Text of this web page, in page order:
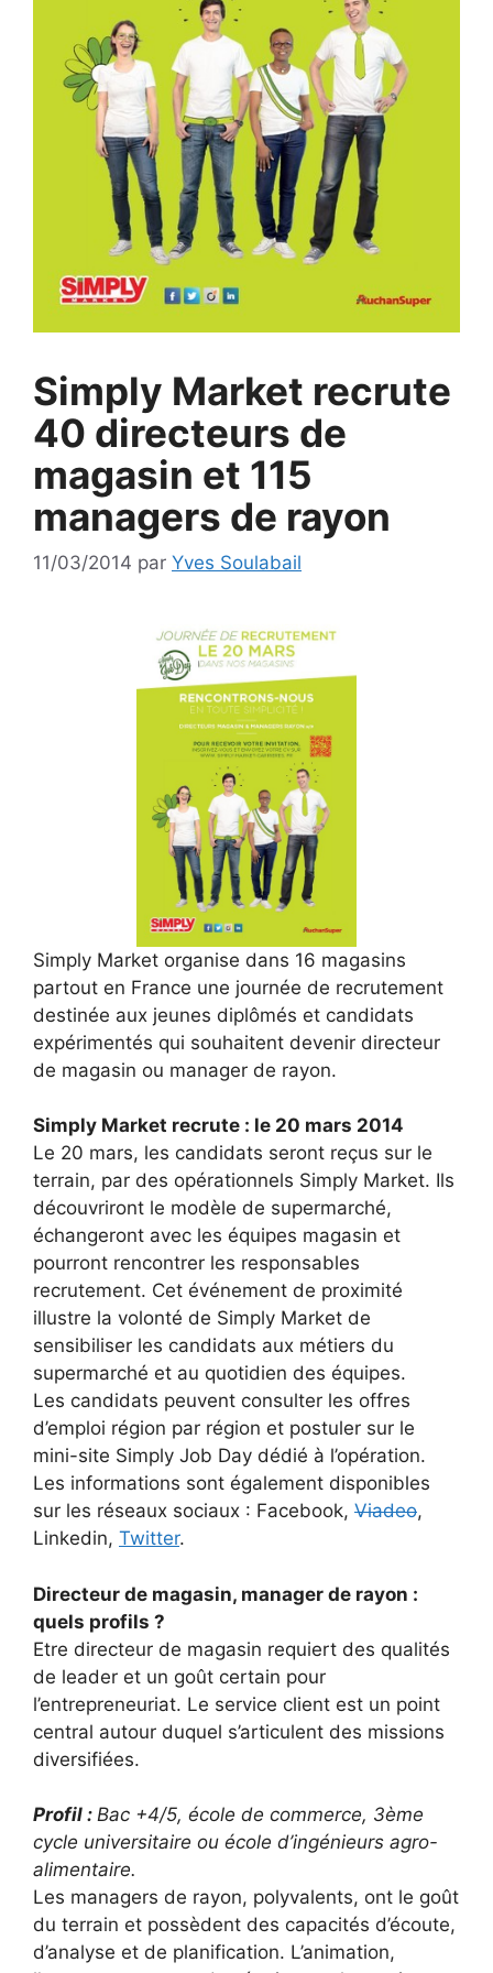
Simply Market recrute
40 directeurs de
magasin et 115
managers de rayon
11/03/2014 par Yves Soulabail
Simply Market organise dans 16 magasins
partout en France une journée de recrutement
destinée aux jeunes diplômés et candidats
expérimentés qui souhaitent devenir directeur
de magasin ou manager de rayon.
Simply Market recrute : le 20 mars 2014
Le 20 mars, les candidats seront reçus sur le
terrain, par des opérationnels Simply Market. Ils
découvriront le modèle de supermarché,
échangeront avec les équipes magasin et
pourront rencontrer les responsables
recrutement. Cet événement de proximité
illustre la volonté de Simply Market de
sensibiliser les candidats aux métiers du
supermarché et au quotidien des équipes.
Les candidats peuvent consulter les offres
d’emploi région par région et postuler sur le
mini-site Simply Job Day dédié à l’opération.
Les informations sont également disponibles
sur les réseaux sociaux : Facebook, Viadeo,
Linkedin, Twitter.
Directeur de magasin, manager de rayon :
quels profils ?
Etre directeur de magasin requiert des qualités
de leader et un goût certain pour
l’entrepreneuriat. Le service client est un point
central autour duquel s’articulent des missions
diversifiées.
Profil : Bac +4/5, école de commerce, 3ème
cycle universitaire ou école d’ingénieurs agro-
alimentaire.
Les managers de rayon, polyvalents, ont le goût
du terrain et possèdent des capacités d’écoute,
d’analyse et de planification. L’animation,